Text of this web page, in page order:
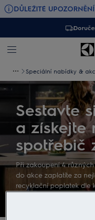
DŮLEŽITÉ UPOZORNĚNÍ
Speciální nabídky &
Sestavte
a získejte
spotřebič
Při zakoupení 4
do akce zaplatíte za
recyklační poplatek dle